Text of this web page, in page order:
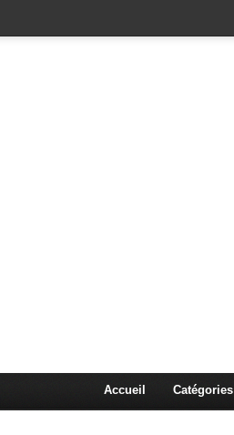
Accueil Catégories